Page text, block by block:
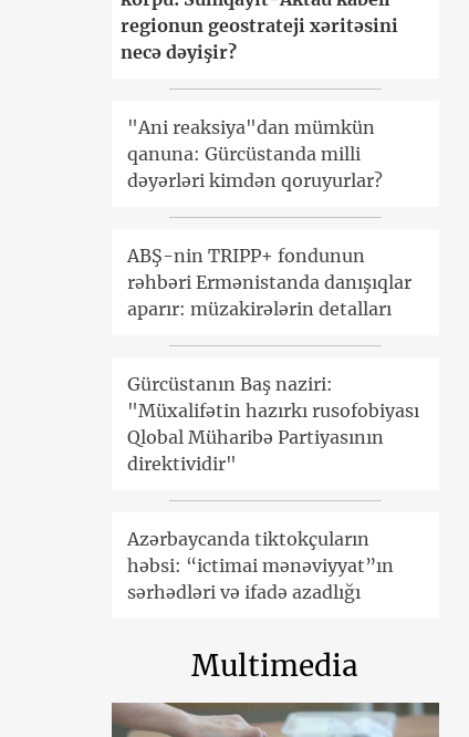
regionun geostrateji xəritəsini
necə dəyişir?
"Ani reaksiya"dan mümkün
qanuna: Gürcüstanda milli
dəyərləri kimdən qoruyurlar?
ABŞ-nin TRIPP+ fondunun
rəhbəri Ermənistanda danışıqlar
aparır: müzakirələrin detalları
Gürcüstanın Baş naziri:
"Müxalifətin hazırkı rusofobiyası
Qlobal Müharibə Partiyasının
direktividir"
Azərbaycanda tiktokçuların
həbsi: “ictimai mənəviyyat”ın
sərhədləri və ifadə azadlığı
Multimedia